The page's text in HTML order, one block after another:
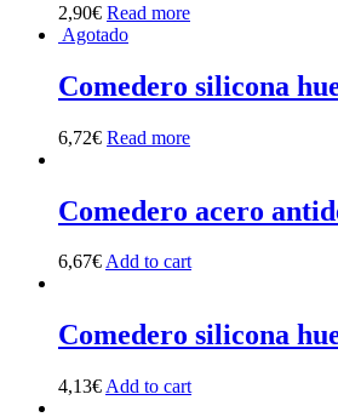
2,90€ Read more
Agotado
Comedero silicona
6,72€ Read more
Comedero acero
6,67€Add to cart
Comedero silicona
4,13€ Add to cart